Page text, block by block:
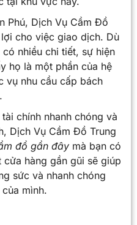
Phú, Dịch Vụ Cầm Đồ
cho việc giao dịch. Dù
nhiều chi tiết, sự hiện
họ là một phần của hệ
vụ nhu cầu cấp bách
chính nhanh chóng và
Dịch Vụ Cầm Đồ Trung
đồ gần đây mà bạn có
hàng gần gũi sẽ giúp
sức và nhanh chóng
mình.